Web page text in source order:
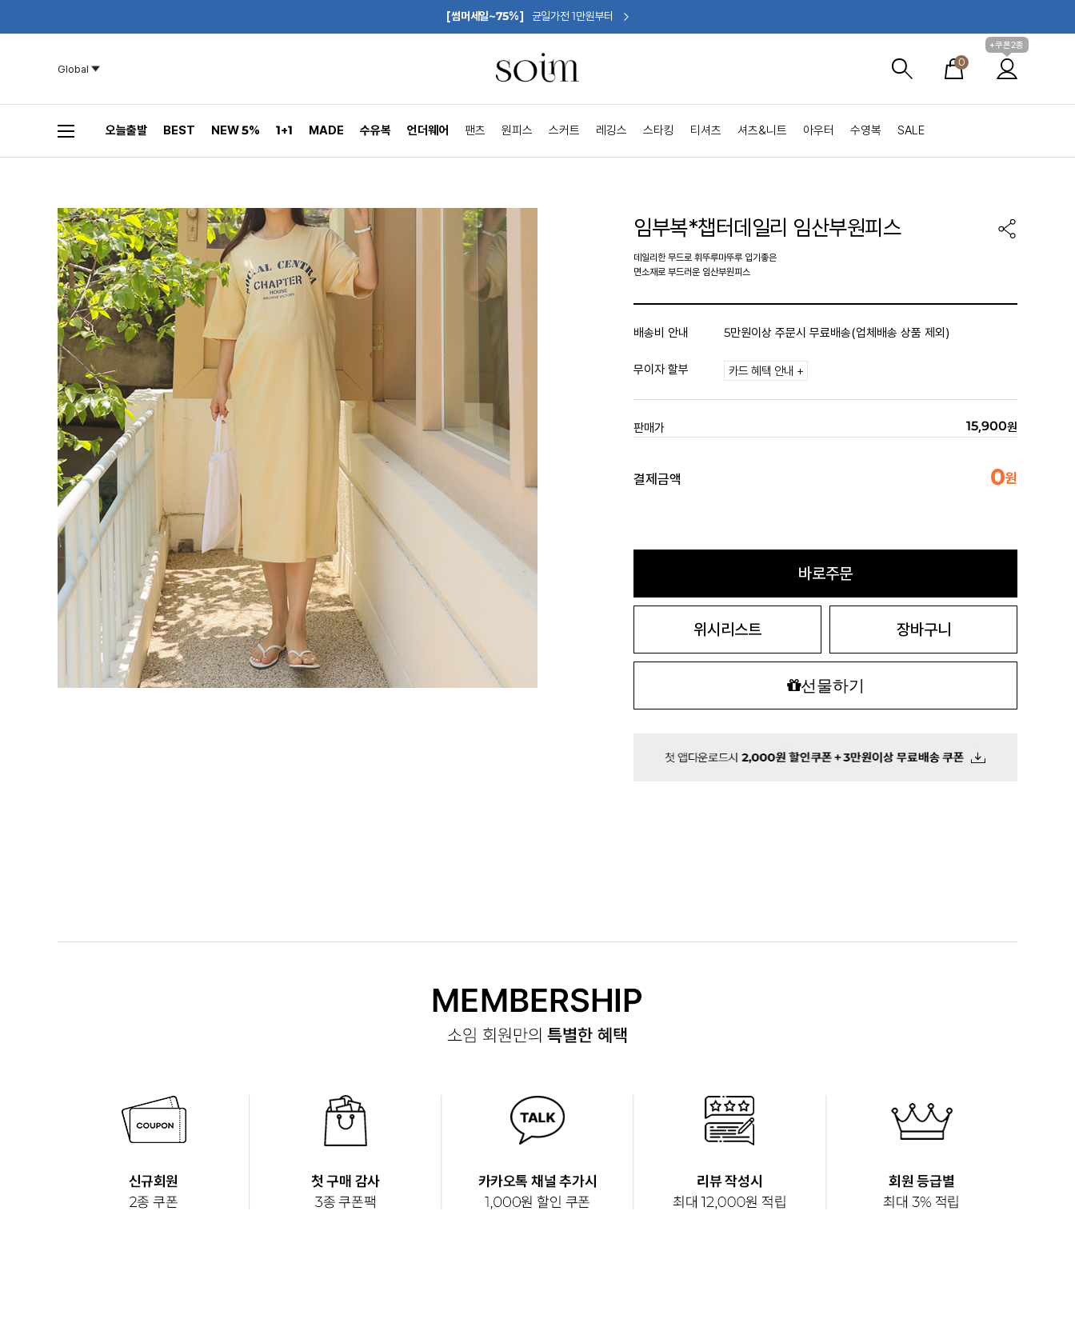
[썸머세일~75%] 균일가전 1만원부터
Global
0
+쿠폰2종
오늘출발 BEST NEW 5% 1+1 MADE 수유복 언더웨어 팬츠 원피스 스커트 레깅스 스타킹 티셔츠 셔츠&니트 아우터 수영복 SALE
임부복*챕터데일리 임산부원피스
데일리한 무드로 휘뚜루마뚜루 입기좋은
면소재로 부드러운 임산부원피스
배송비 안내 5만원이상 주문시 무료배송(업체배송 상품 제외)
무이자 할부 카드 혜택 안내 +
판매가 15,900원
결제금액 0원
바로주문
위시리스트 장바구니
선물하기